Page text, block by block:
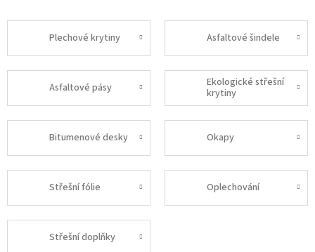
Plechové krytiny Asfaltové šindele
Asfaltové pásy
Ekologické střešní
krytiny
Bitumenové desky Okapy
Střešní fólie Oplechování
Střešní doplňky